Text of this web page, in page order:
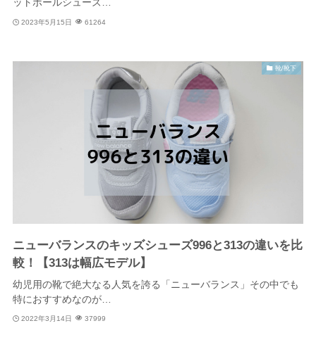
ットボールシューズ…
2023年5月15日 61264
靴/靴下
ニューバランスのキッズシューズ996と313の違いを比
較！【313は幅広モデル】
幼児用の靴で絶大なる人気を誇る「ニューバランス」その中でも
特におすすめなのが…
2022年3月14日 37999